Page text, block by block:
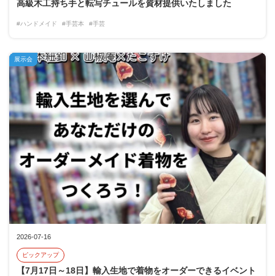
高級木工持ち手と転写チュールを資材提供いたしました
#ハンドメイド #手芸本 #手芸
2026-07-16
ピックアップ
【7月17日～18日】輸入生地で着物をオーダーできるイベント
展示会